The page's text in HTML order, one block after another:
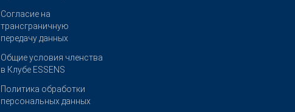
Согласие на
трансграничную
передачу данных
Общие условия членства
в Клубе ESSENS
Политика обработки
персональных данных